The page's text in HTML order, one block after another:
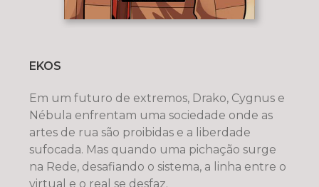
EKOS
Em um futuro de extremos, Drako, Cygnus e
Nébula enfrentam uma sociedade onde as
artes de rua são proibidas e a liberdade
sufocada. Mas quando uma pichação surge
na Rede, desafiando o sistema, a linha entre o
virtual e o real se desfaz.